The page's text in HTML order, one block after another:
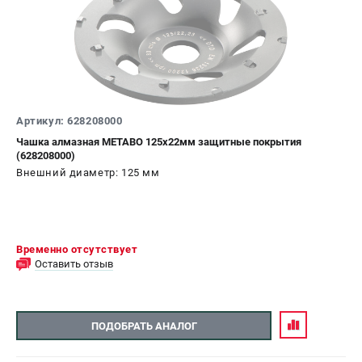
ЗАКАЗ ЗАПЧАСТЕЙ
+7 (911) 360-06-14 | +7 (8112) 59-10-67
zakaz@metabo-market.ru
Артикул: 628208000
Чашка алмазная METABO 125х22мм защитные покрытия
(628208000)
Внешний диаметр: 125 мм
Временно отсутствует
Оставить отзыв
ПОДОБРАТЬ АНАЛОГ